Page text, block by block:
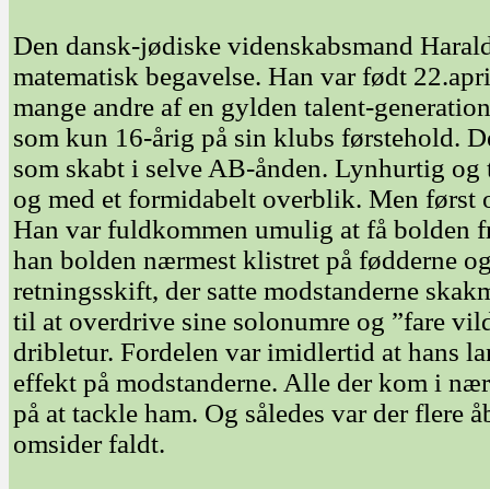
Den dansk-jødiske videnskabsmand
matematisk begavelse. Han var født
mange andre af en gylden talent-
som kun 16-årig på sin klubs førstehold.
som skabt i selve AB-ånden. Lynhurtig
og med et formidabelt overblik. Men først
Han var fuldkommen umulig at få bolden
han bolden nærmest klistret på fødderne
retningsskift, der satte modstanderne
til at overdrive sine solonumre og ”fare
dribletur. Fordelen var imidlertid at hans
effekt på modstanderne. Alle der kom i
på at tackle ham. Og således var der flere
omsider faldt.